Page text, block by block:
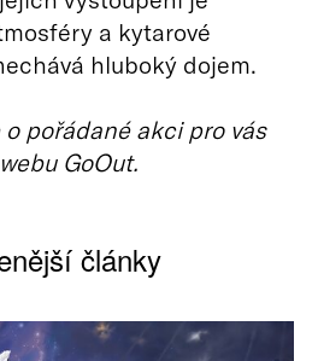
a kytarové
hluboký dojem.
pořádané akci pro vás
GoOut.
články